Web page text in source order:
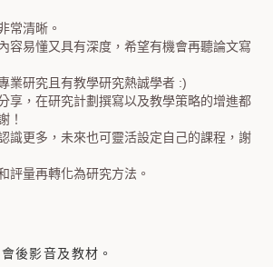
常清晰。
容易懂又具有深度，希望有機會再聽論文寫
業研究且有教學研究熱誠學者 :)
享，在研究計劃撰寫以及教學策略的增進都
！
識更多，未來也可靈活設定自己的課程，謝
評量再轉化為研究方法。
後影音及教材。